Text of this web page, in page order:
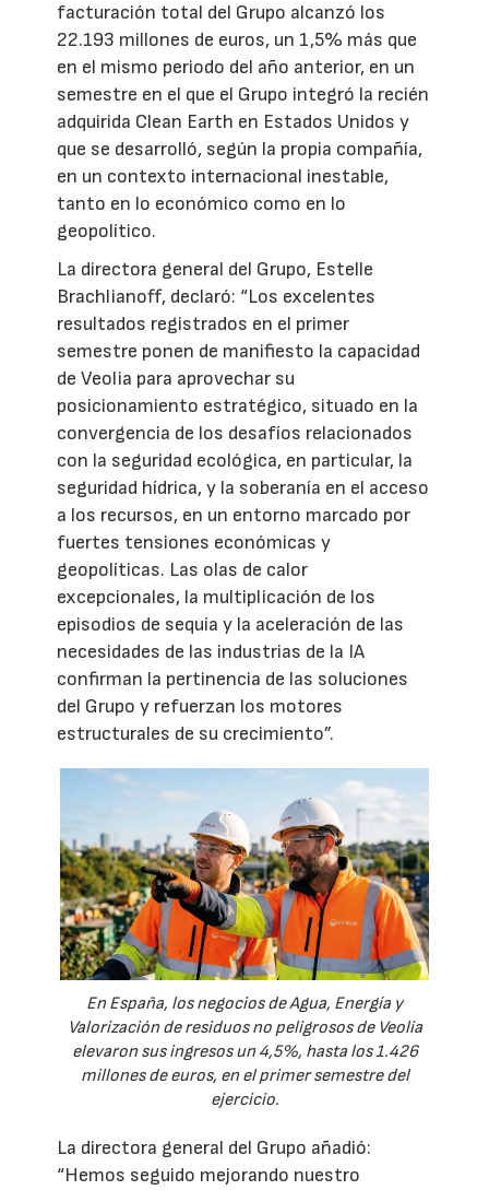
facturación total del Grupo alcanzó los
22.193 millones de euros, un 1,5% más que
en el mismo periodo del año anterior, en un
semestre en el que el Grupo integró la recién
adquirida Clean Earth en Estados Unidos y
que se desarrolló, según la propia compañía,
en un contexto internacional inestable,
tanto en lo económico como en lo
geopolítico.
La directora general del Grupo, Estelle
Brachlianoff, declaró: “Los excelentes
resultados registrados en el primer
semestre ponen de manifiesto la capacidad
de Veolia para aprovechar su
posicionamiento estratégico, situado en la
convergencia de los desafíos relacionados
con la seguridad ecológica, en particular, la
seguridad hídrica, y la soberanía en el acceso
a los recursos, en un entorno marcado por
fuertes tensiones económicas y
geopolíticas. Las olas de calor
excepcionales, la multiplicación de los
episodios de sequía y la aceleración de las
necesidades de las industrias de la IA
confirman la pertinencia de las soluciones
del Grupo y refuerzan los motores
estructurales de su crecimiento”.
En España, los negocios de Agua, Energía y
Valorización de residuos no peligrosos de Veolia
elevaron sus ingresos un 4,5%, hasta los 1.426
millones de euros, en el primer semestre del
ejercicio.
La directora general del Grupo añadió:
“Hemos seguido mejorando nuestro